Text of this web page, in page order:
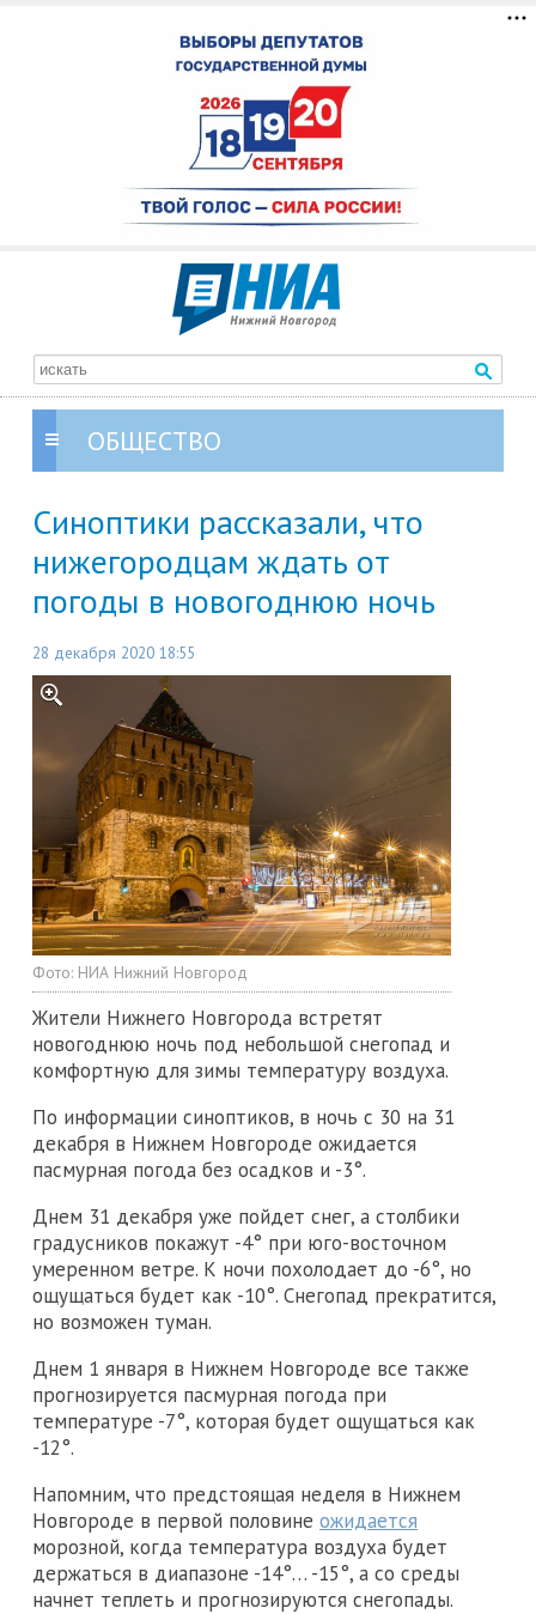
ОБЩЕСТВО
Синоптики рассказали, что
нижегородцам ждать от
погоды в новогоднюю ночь
28 декабря 2020 18:55
Фото: НИА Нижний Новгород
Жители Нижнего Новгорода встретят
новогоднюю ночь под небольшой снегопад и
комфортную для зимы температуру воздуха.
По информации синоптиков, в ночь с 30 на 31
декабря в Нижнем Новгороде ожидается
пасмурная погода без осадков и -3°.
Днем 31 декабря уже пойдет снег, а столбики
градусников покажут -4° при юго-восточном
умеренном ветре. К ночи похолодает до -6°, но
ощущаться будет как -10°. Снегопад прекратится,
но возможен туман.
Днем 1 января в Нижнем Новгороде все также
прогнозируется пасмурная погода при
температуре -7°, которая будет ощущаться как
-12°.
Напомним, что предстоящая неделя в Нижнем
Новгороде в первой половине ожидается
морозной, когда температура воздуха будет
держаться в диапазоне -14°… -15°, а со среды
начнет теплеть и прогнозируются снегопады.